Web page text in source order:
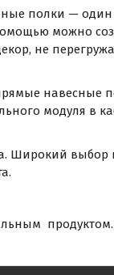
полки — один
можно
не
навесные
модуля в
Широкий выбор
продуктом.